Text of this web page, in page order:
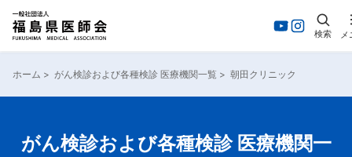
検索 メ
ホーム > がん検診および各種検診 医療機関一覧 > 朝田クリニック
がん検診および各種検診 医療機関一